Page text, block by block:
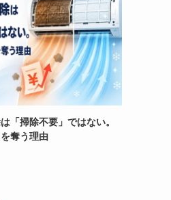
「掃除不要」ではない。
奪う理由